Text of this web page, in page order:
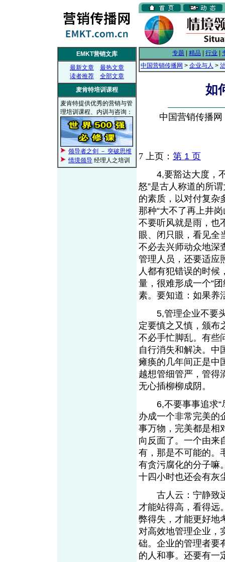
EMKT营销文库
最新文章
最热文章
读者推荐
全部文章
麦肯特培训课程
麦肯特提供优秀的营销与管
理培训课程、内训与咨询：
领导者之剑 － 突破思维
情境领导 经理人之培训
专题 精品 行业
中国营销传播网 > 企业与人 >
如
中国营销传播
7 上页： 第 1 页
4,要豁达大度，不
怒”是古人称道的所
的素质，以对付复杂
那种“大不了再上井
不要听风就是雨，也
眼、闭只眼，看见全
不必去兴师动众地深
管理人员，还要适应
人都有犯错误的时候
量，很难形成一个“
素。要知道：如果
5,管理企业不要头
定要慎之又慎，颁布
不必手忙脚乱。有些
自行消失和解决。中
瘫痪的几年间正是中
越想管细管严，管得
无心插柳柳成阴。
6,不要事事追求“
办成一个非常完美的
事万物，完美都是相
向反面了。一个由来
有，那是不可能的。
有贪污腐化的分子嘛
十四小时也还会有
古人云：宁静致远
才能站得高，看得远
弊得失，才能更好地
对高效地管理企业，
础。企业的管理者要
的人和事。还要有一